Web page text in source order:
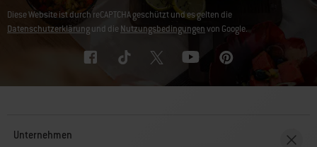
Diese Website ist durch reCAPTCHA geschützt und es gelten die
Datenschutzerklärungund dieNutzungsbedingungenvon Google.
Unternehmen